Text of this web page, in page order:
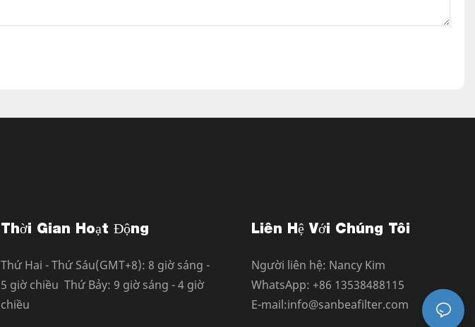
Thời Gian Hoạt Động
Thứ Hai - Thứ Sáu(GMT+8): 8 giờ sáng -
5 giờ chiều Thứ Bảy: 9 giờ sáng - 4 giờ
chiều
Liên Hệ Với Chúng Tôi
Người liên hệ: Nancy Kim
WhatsApp: +86 13538488115
E-mail:info@sanbeafilter.com